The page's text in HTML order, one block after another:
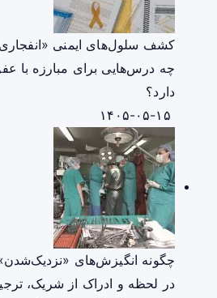
کشف سلول‌های ایمنی
چه درس‌هایی برای مبارزه با
دارد؟
چگونه انگیزش‌های
در لحظه و ادراک از شریک،